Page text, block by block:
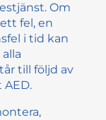
Om
fel, en
i tid kan
till följd av